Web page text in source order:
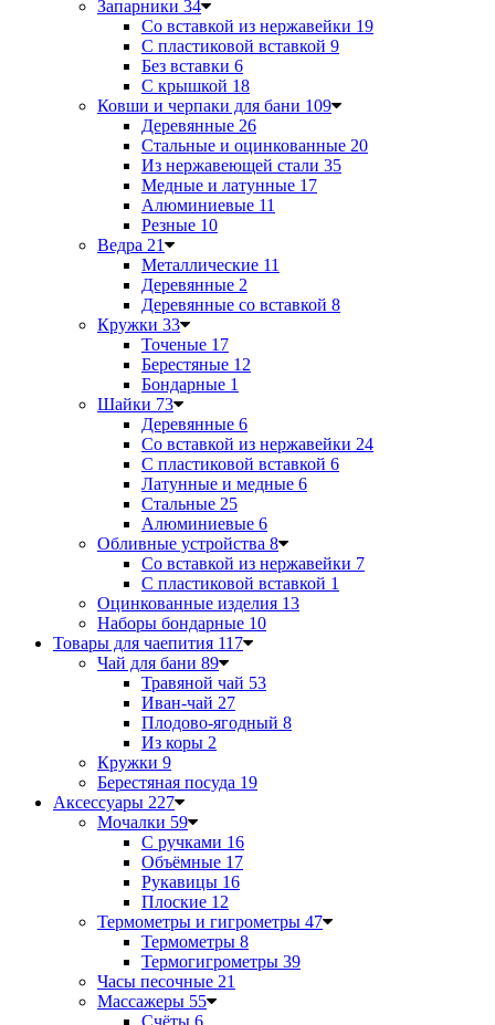
Запарники 34
Со вставкой из нержавейки 19
С пластиковой вставкой 9
Без вставки 6
С крышкой 18
Ковши и черпаки для бани 109
Деревянные 26
Стальные и оцинкованные 20
Из нержавеющей стали 35
Медные и латунные 17
Алюминиевые 11
Резные 10
Ведра 21
Металлические 11
Деревянные 2
Деревянные со вставкой 8
Кружки 33
Точеные 17
Берестяные 12
Бондарные 1
Шайки 73
Деревянные 6
Со вставкой из нержавейки 24
С пластиковой вставкой 6
Латунные и медные 6
Стальные 25
Алюминиевые 6
Обливные устройства 8
Со вставкой из нержавейки 7
С пластиковой вставкой 1
Оцинкованные изделия 13
Наборы бондарные 10
Товары для чаепития 117
Чай для бани 89
Травяной чай 53
Иван-чай 27
Плодово-ягодный 8
Из коры 2
Кружки 9
Берестяная посуда 19
Аксессуары 227
Мочалки 59
С ручками 16
Объёмные 17
Рукавицы 16
Плоские 12
Термометры и гигрометры 47
Термометры 8
Термогигрометры 39
Часы песочные 21
Массажеры 55